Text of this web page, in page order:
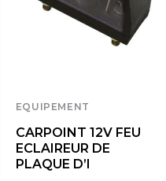
EQUIPEMENT
CARPOINT 12V FEU
ECLAIREUR DE
PLAQUE D’I